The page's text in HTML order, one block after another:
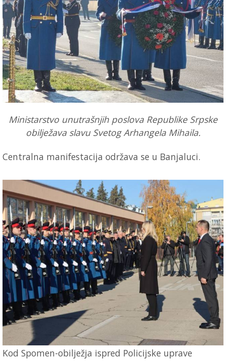
Ministarstvo unutrašnjih poslova Republike Srpske
obilježava slavu Svetog Arhangela Mihaila.
Centralna manifestacija održava se u Banjaluci.
Kod Spomen-obilježja ispred Policijske uprave